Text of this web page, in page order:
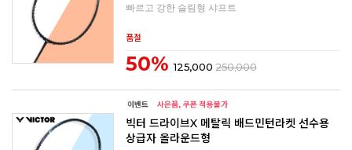
빠르고 강한 슬림형 샤프트
50% 125,000 250,000
품절
빅터 드라이브X 메탈릭 배드민턴라켓 선수용
상급자 올라운드형